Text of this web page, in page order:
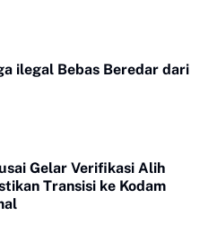
ilegal Bebas Beredar dari
Gelar Verifikasi Alih
Transisi ke Kodam